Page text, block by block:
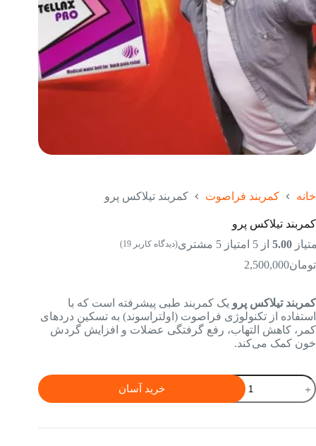
خانه کمربند فراصوت کمربند تیلاکس پرو
کمربند تیلاکس پرو
5.00از 5 امتیاز 5 مشتری(دیدگاه کاربر 19
)
تومان2,500,000
کمربند تیلاکس پرو یک کمربند طبی پیشرفته است که با
استفاده از تکنولوژی فراصوت (اولتراسوند) به تسکین دردهای
کمر، کاهش التهاب، رفع گرفتگی عضلات و افزایش گردش
خون کمک می‌کند.
کمربند
تیلاکس
پرو
خرید آسان